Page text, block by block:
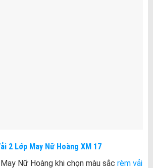
2 Lớp May Nữ Hoàng XM 17
Nữ Hoàng khi chọn màu sắc rèm vải